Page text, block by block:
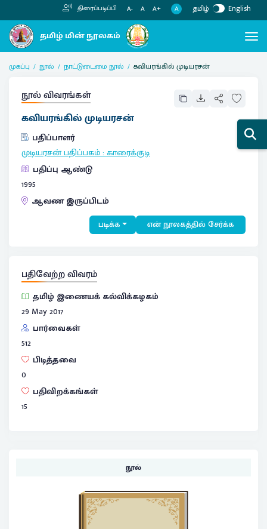
திரைப்படிப்பி A- A A+ A தமிழ் English
முகப்பு நூல் நாட்டுடைமை நூல் கவியரங்கில் முடியரசன்
நூல் விவரங்கள்
கவியரங்கில் முடியரசன்
பதிப்பாளர்
முடியரசன் பதிப்பகம்:காரைக்குடி
பதிப்பு ஆண்டு
1995
ஆவண இருப்பிடம்
படிக்க என் நூலகத்தில் சேர்க்க
பதிவேற்ற விவரம்
தமிழ் இணையக் கல்விக்கழகம்
29 May 2017
பார்வைகள்
512
பிடித்தவை
0
பதிவிறக்கங்கள்
15
நூல்